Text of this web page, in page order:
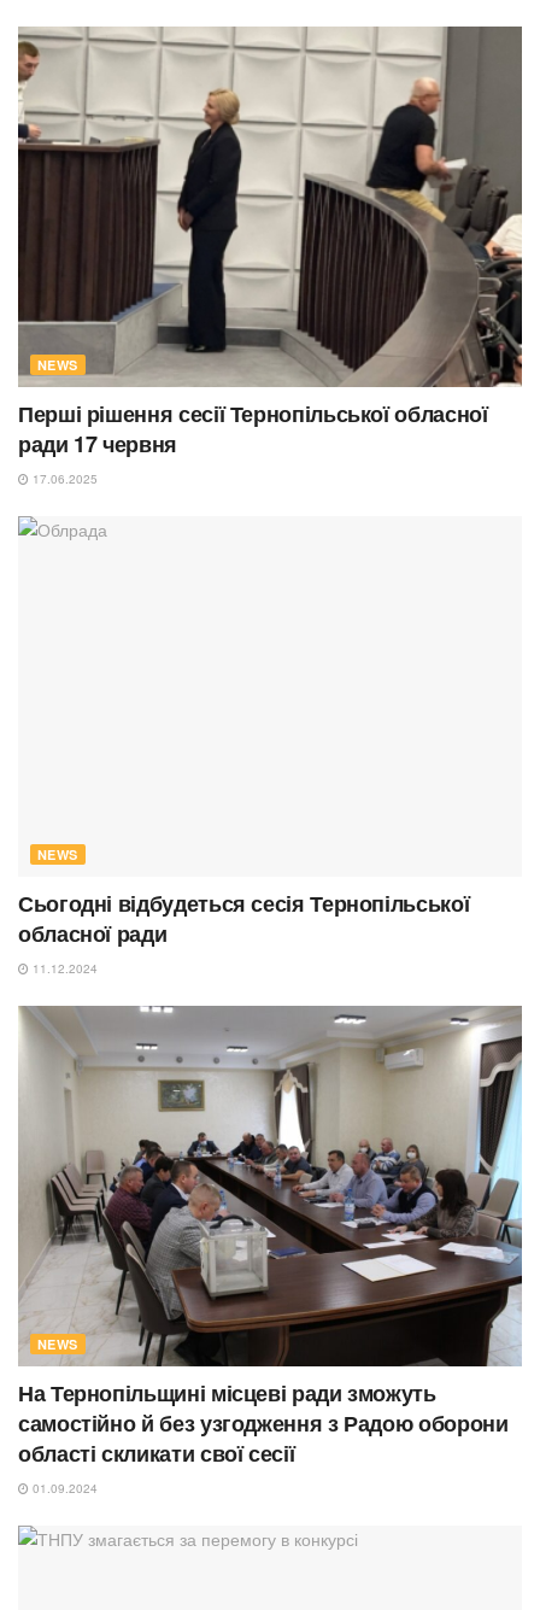
NEWS
Перші рішення сесії Тернопільської обласної
ради 17 червня
17.06.2025
NEWS
Сьогодні відбудеться сесія Тернопільської
обласної ради
11.12.2024
NEWS
На Тернопільщині місцеві ради зможуть
самостійно й без узгодження з Радою оборони
області скликати свої сесії
01.09.2024